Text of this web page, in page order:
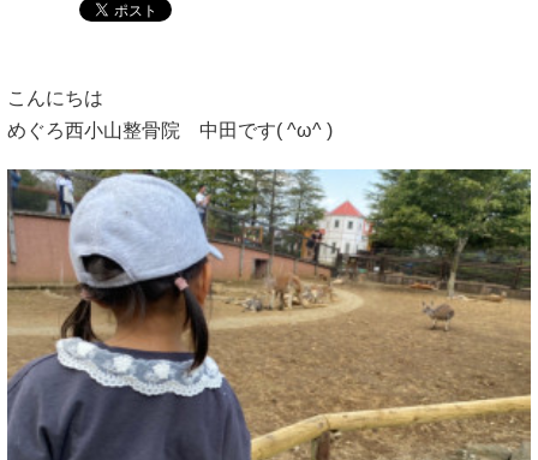
こんにちは
めぐろ西小山整骨院 中田です( ^ω^ )